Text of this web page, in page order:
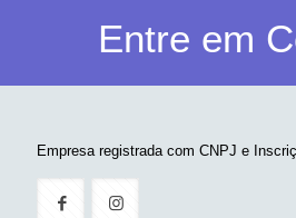
Entre em
Empresa registrada com CNPJ e